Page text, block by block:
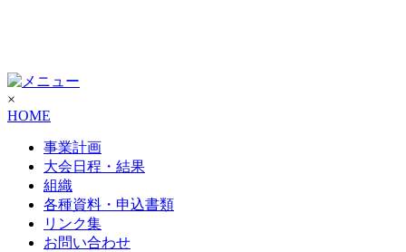
×
HOME
事業計画
大会日程・結果
組織
各種資料・申込書類
リンク集
お問い合わせ